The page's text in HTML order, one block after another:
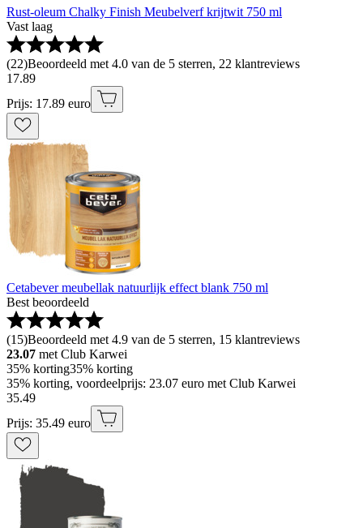
Rust-oleum Chalky Finish Meubelverf krijtwit 750 ml
Vast laag
(22)Beoordeeld met 4.0 van de 5 sterren, 22 klantreviews
17.89
Prijs: 17.89 euro
Cetabever meubellak natuurlijk effect blank 750 ml
Best beoordeeld
(15)Beoordeeld met 4.9 van de 5 sterren, 15 klantreviews
23.07 met Club Karwei
35% korting35% korting
35% korting, voordeelprijs: 23.07 euro met Club Karwei
35.49
Prijs: 35.49 euro